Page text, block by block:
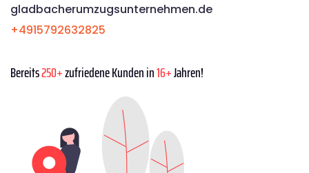
gladbacherumzugsunternehmen.de
+4915792632825
Bereits250+zufriedene Kunden in16+Jahren!